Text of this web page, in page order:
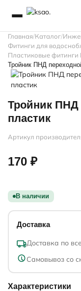
Главная Каталог
Фитинги для
Пластиковые
Тройник ПНД
Тройник ПНД
пластик
Артикул
170 ₽
В наличии
Доставка
Доставка по
Самовывоз со
Характеристики